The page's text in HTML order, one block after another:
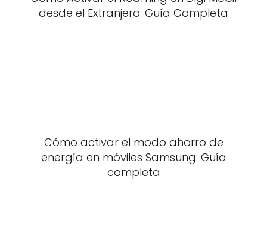
desde el Extranjero: Guía Completa
Cómo activar el modo ahorro de
energía en móviles Samsung: Guía
completa